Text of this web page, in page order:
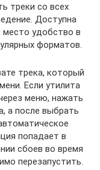
треки со всех
Доступна
удобство в
форматов.
трека, который
Если утилита
меню, нажать
а после выбрать
попадает в
сбоев во время
перезапустить.